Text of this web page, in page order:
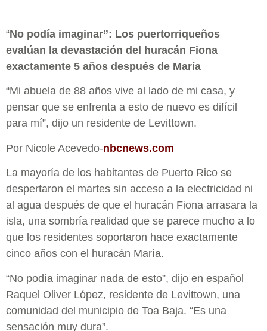
“No podía imaginar”: Los puertorriqueños
evalúan la devastación del huracán Fiona
exactamente 5 años después de María
“Mi abuela de 88 años vive al lado de mi casa, y
pensar que se enfrenta a esto de nuevo es difícil
para mí”, dijo un residente de Levittown.
Por Nicole Acevedo-nbcnews.com
La mayoría de los habitantes de Puerto Rico se
despertaron el martes sin acceso a la electricidad ni
al agua después de que el huracán Fiona arrasara la
isla, una sombría realidad que se parece mucho a lo
que los residentes soportaron hace exactamente
cinco años con el huracán María.
“No podía imaginar nada de esto”, dijo en español
Raquel Oliver López, residente de Levittown, una
comunidad del municipio de Toa Baja. “Es una
sensación muy dura”.